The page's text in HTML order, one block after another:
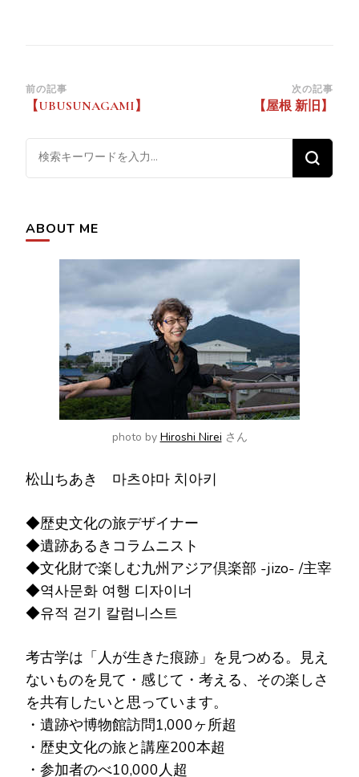
投
稿
ナ
ビ
ゲ
シ
ョ
前の記事
【UBUSUNAGAMI】
次の記事
【屋根 新旧】
な
に
探
ABOUT ME
photo by Hiroshi Nirei さん
松山ちあき 마츠야마 치아키
◆歴史文化の旅デザイナー
◆遺跡あるきコラムニスト
◆文化財で楽しむ九州アジア倶楽部 -jizo- /主宰
◆역사문화 여행 디자이너
◆유적 걷기 칼럼니스트
考古学は「人が生きた痕跡」を見つめる。見え
ないものを見て・感じて・考える、その楽しさ
を共有したいと思っています。
・遺跡や博物館訪問1,000ヶ所超
・歴史文化の旅と講座200本超
・参加者のべ10,000人超